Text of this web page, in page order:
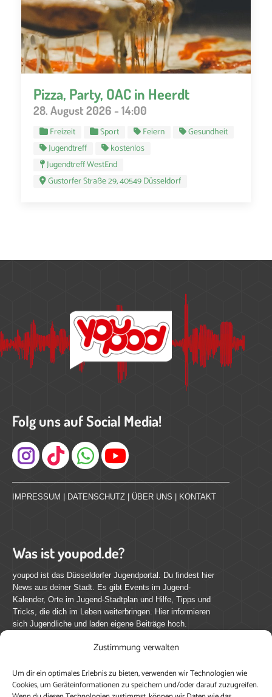
Zustimmung verwalten
Um dir ein optimales Erlebnis zu bieten, verwenden wir Technologien wie
Cookies, um Geräteinformationen zu speichern und/oder darauf zuzugreifen.
Pizza, Party, OAC in Heerdt
28. August 2026 - 14:00
Freizeit Sport Feiern
Gesundheit
Jugendtreff
kostenlos
Jugendtreff WestEnd
Gustorfer Straße 29, 40549 Düsseldorf
Folg uns auf Social Media!
Instagram
IMPRESSUM DATENSCHUTZ ÜBER UNS KONTAKT
Was ist youpod.de?
youpod ist das Düsseldorfer Jugendportal. Du findest hier
News aus deiner Stadt. Es gibt Events im Jugend-
Kalender, Orte im Jugend-Stadtplan und Hilfe, Tipps und
Tricks, die dich im Leben weiterbringen. Hier informieren
sich Jugendliche und laden eigene Beiträge hoch.
Mach mit bei youpod.de!
youpod.de lebt von Menschen wie dir. Sammel
journalistische Erfahrung, teile deine Perspektive und